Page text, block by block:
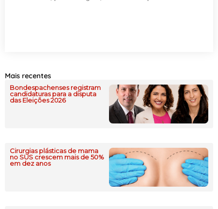
Mais recentes
Bondespachenses registram
candidaturas para a disputa
das Eleições 2026
Cirurgias plásticas de mama
no SUS crescem mais de 50%
em dez anos